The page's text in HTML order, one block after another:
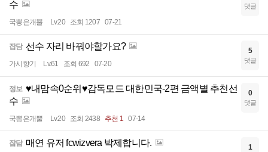
수
국뽕은개뿔 Lv.20 조회 1207 07-21
댓글
잡담 선수 자리 바꿔야할가요?
가시향기 Lv.61 조회 692 07-20
5
댓글
정보 ♥내맘속0순위♥감독모드 대한민국-2편 금액별 추천선
수
국뽕은개뿔 Lv.20 조회 2438 추천 1 07-14
0
댓글
잡담 매연 유저 fcwizvera 박제합니다. 1